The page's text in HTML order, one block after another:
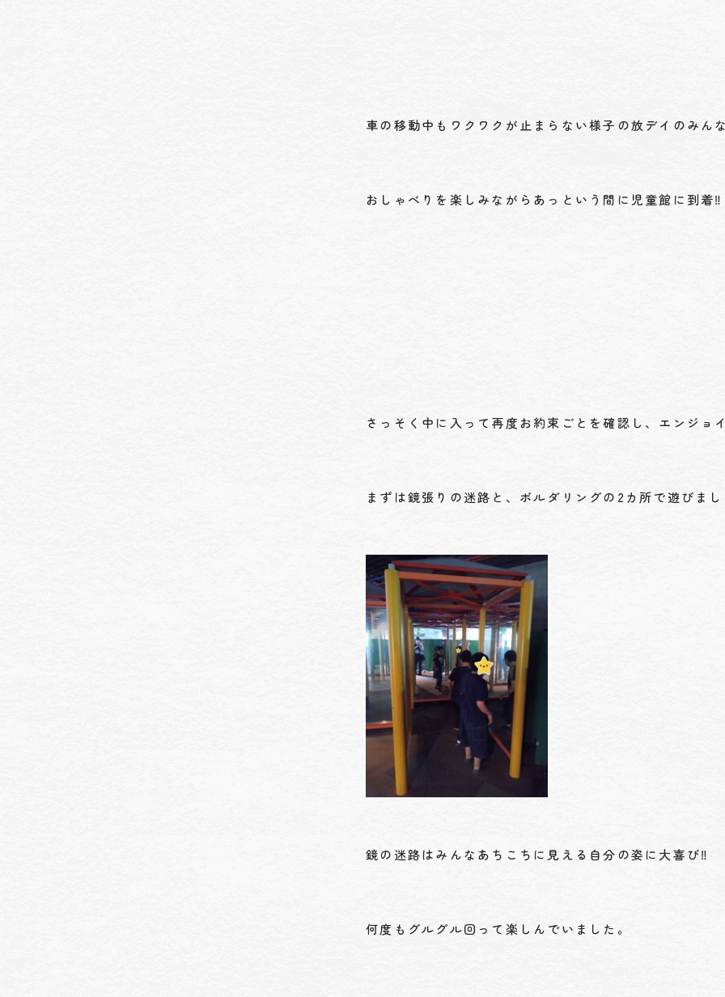
車の移動中もワクワクが止まらない様子の放デイのみん
おしゃべりを楽しみながらあっという間に児童館に到着‼
さっそく中に入って再度お約束ごとを確認し、エンジョ
まずは鏡張りの迷路と、ボルダリングの2カ所で遊びま
鏡の迷路はみんなあちこちに見える自分の姿に大喜び‼
何度もグルグル回って楽しんでいました。